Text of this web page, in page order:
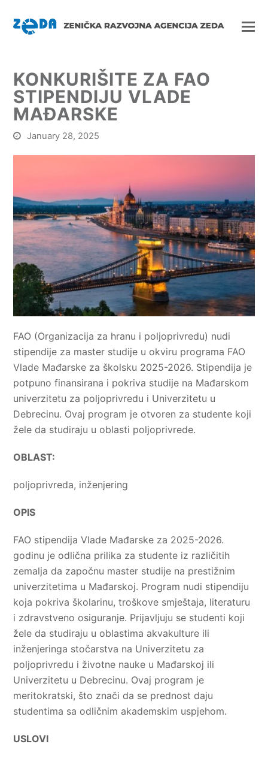
KONKURIŠITE ZA FAO
STIPENDIJU VLADE
MAĐARSKE
January 28, 2025
FAO (Organizacija za hranu i poljoprivredu) nudi
stipendije za master studije u okviru programa FAO
Vlade Mađarske za školsku 2025-2026. Stipendija je
potpuno finansirana i pokriva studije na Mađarskom
univerzitetu za poljoprivredu i Univerzitetu u
Debrecinu. Ovaj program je otvoren za studente koji
žele da studiraju u oblasti poljoprivrede.
OBLAST:
poljoprivreda, inženjering
OPIS
FAO stipendija Vlade Mađarske za 2025-2026.
godinu je odlična prilika za studente iz različitih
zemalja da započnu master studije na prestižnim
univerzitetima u Mađarskoj. Program nudi stipendiju
koja pokriva školarinu, troškove smještaja, literaturu
i zdravstveno osiguranje. Prijavljuju se studenti koji
žele da studiraju u oblastima akvakulture ili
inženjeringa stočarstva na Univerzitetu za
poljoprivredu i životne nauke u Mađarskoj ili
Univerzitetu u Debrecinu. Ovaj program je
meritokratski, što znači da se prednost daju
studentima sa odličnim akademskim uspjehom.
USLOVI